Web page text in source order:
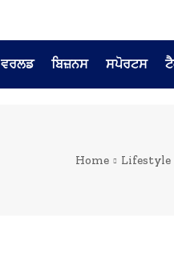
ਵਰਲਡ ਬਿਜ਼ਨਸ ਸਪੋਰਟਸ
Home Lifestyle